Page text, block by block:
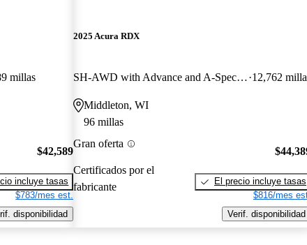
millas
$42,589
incluye tasas
$783/mes est.
disponibilidad
2025 Acura RDX
SH-AWD with Advance and A-Spec Package 12,762
Middleton, WI
96 millas
Gran oferta
Certificados por el
fabricante
El precio incluye tasas
$816/mes
Verif. disponibilidad